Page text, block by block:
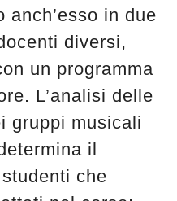
in due
diversi,
un programma
L’analisi delle
gruppi musicali
il
che